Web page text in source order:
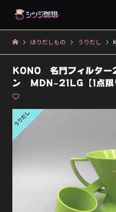
ほりだしもの うりだし
KONO 名門フィルタ
ン MDN-21LG【1点限
うりだし